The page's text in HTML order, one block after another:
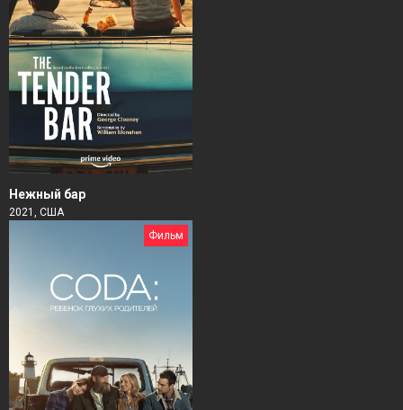
Нежный бар
2021, США
Фильм